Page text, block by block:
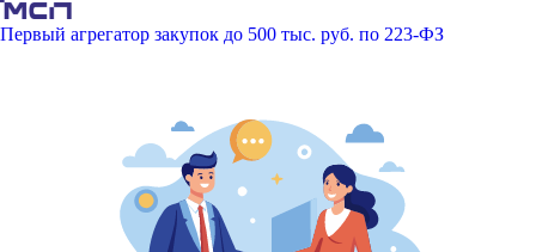
Первый агрегатор закупок до 500 тыс. руб. по 223-ФЗ